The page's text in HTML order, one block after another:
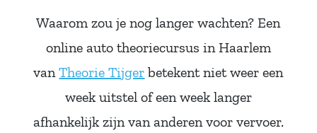
Waarom zou je nog langer wachten? Een
online auto theoriecursus in Haarlem
vanTheorie Tijger betekent niet weer een
week uitstel of een week langer
afhankelijk zijn van anderen voor vervoer.